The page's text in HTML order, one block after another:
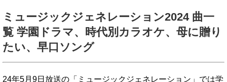
ミュージックジェネレーション2024 曲一
覧 学園ドラマ、時代別カラオケ、母に贈り
たい、早口ソング
24年5月9日放送の「ミュージックジェネレーション」では学